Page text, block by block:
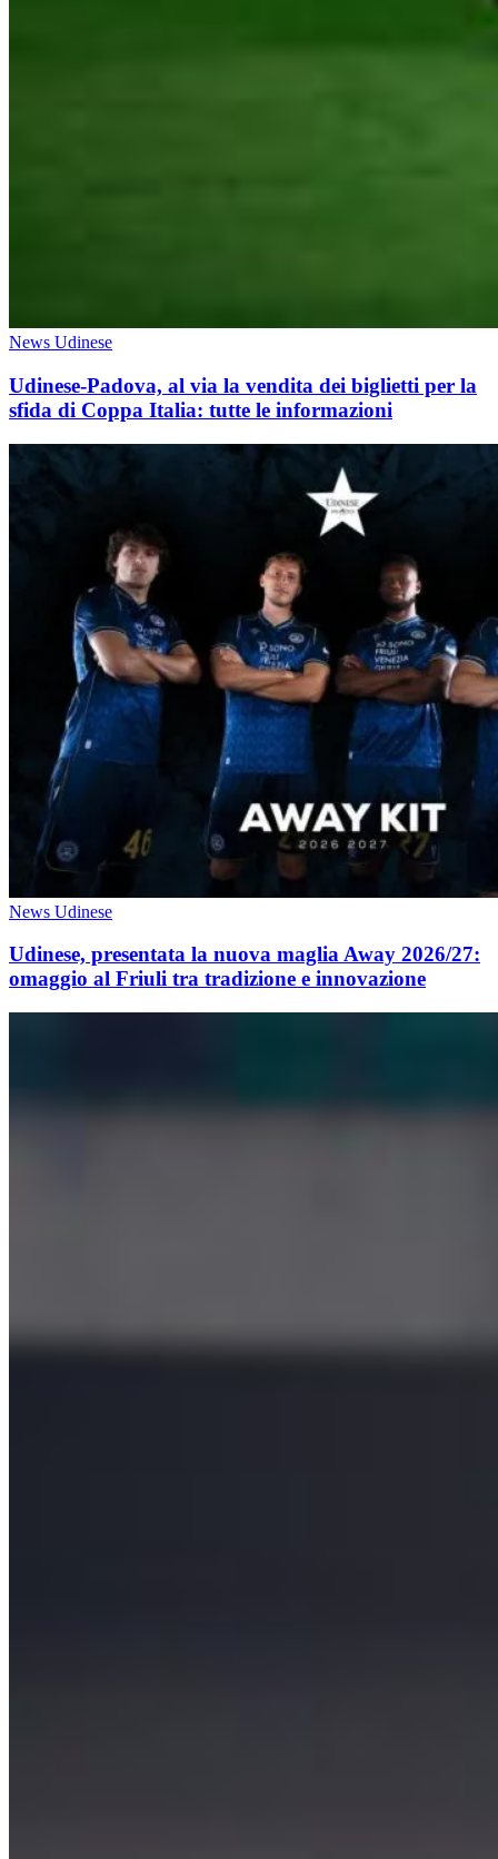
News Udinese
Udinese-Padova, al via la vendita dei biglietti per la
sfida di Coppa Italia: tutte le informazioni
News Udinese
Udinese, presentata la nuova maglia Away 2026/27:
omaggio al Friuli tra tradizione e innovazione